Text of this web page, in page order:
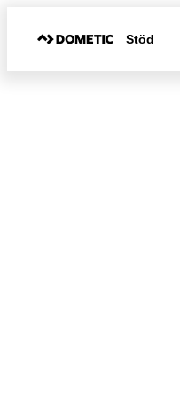
Stöd